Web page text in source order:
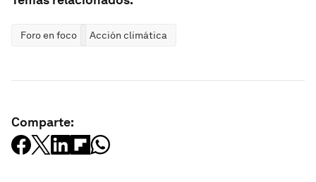
Foro en foco Acción climática
Comparte: